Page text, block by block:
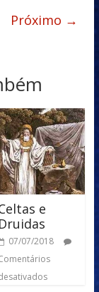
Próximo →
e
Druidas
07/07/2018